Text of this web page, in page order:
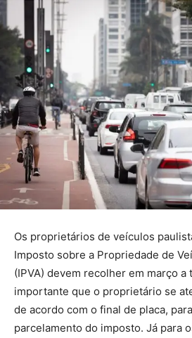
Os proprietários de veículos
Imposto sobre a Propriedade de
(IPVA) devem recolher em março a
importante que o proprietário se
de acordo com o final de placa,
parcelamento do imposto. Já para